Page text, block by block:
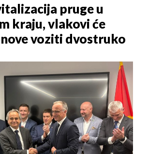
pruge u
kraju, vlakovi će
voziti dvostruko